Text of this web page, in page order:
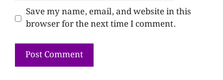
Save my name, email, and website in this
browser for the next time I comment.